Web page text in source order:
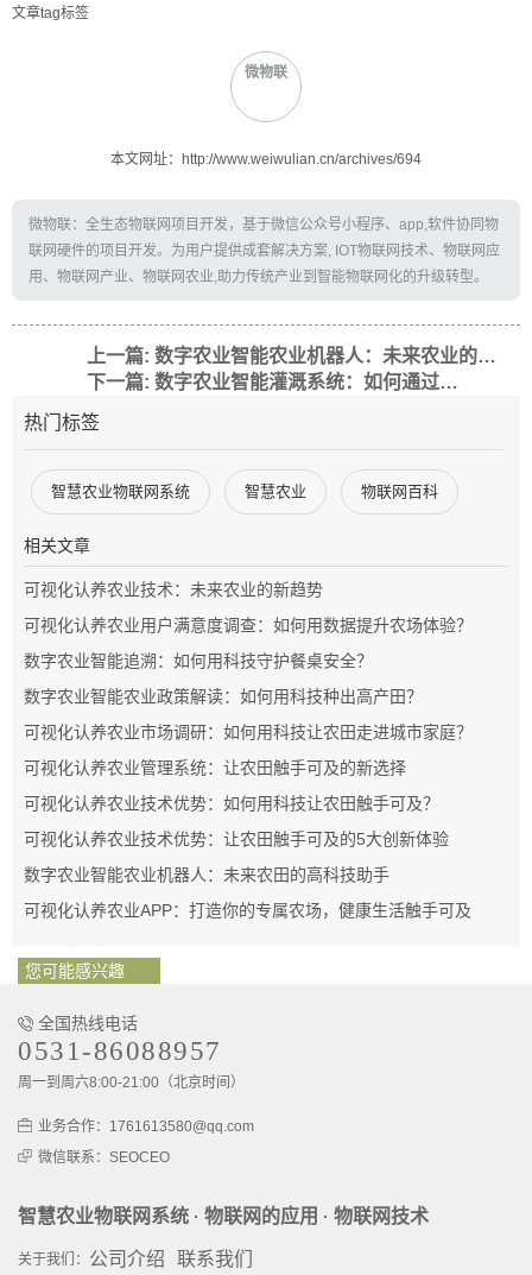
文章tag标签
微物联
本文网址：http://www.weiwulian.cn/archives/694
微物联：全生态物联网项目开发，基于微信公众号小程序、app,软件协同物
联网硬件的项目开发。为用户提供成套解决方案, IOT物联网技术、物联网应
用、物联网产业、物联网农业,助力传统产业到智能物联网化的升级转型。
上一篇: 数字农业智能农业机器人：未来农业的科技革命
下一篇: 数字农业智能灌溉系统：如何通过智能技术提升农业效率？
热门标签
智慧农业物联网系统 智慧农业 物联网百科
相关文章
可视化认养农业技术：未来农业的新趋势
可视化认养农业用户满意度调查：如何用数据提升农场体验？
数字农业智能追溯：如何用科技守护餐桌安全？
数字农业智能农业政策解读：如何用科技种出高产田？
可视化认养农业市场调研：如何用科技让农田走进城市家庭？
可视化认养农业管理系统：让农田触手可及的新选择
可视化认养农业技术优势：如何用科技让农田触手可及？
可视化认养农业技术优势：让农田触手可及的5大创新体验
数字农业智能农业机器人：未来农田的高科技助手
可视化认养农业APP：打造你的专属农场，健康生活触手可及
您可能感兴趣
全国热线电话
0531-86088957
周一到周六8:00-21:00（北京时间）
业务合作：1761613580@qq.com
微信联系：SEOCEO
智慧农业物联网系统 · 物联网的应用 · 物联网技术
关于我们： 公司介绍 联系我们